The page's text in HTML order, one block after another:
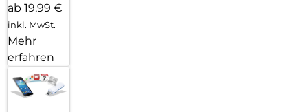
ab 19,99 €
inkl. MwSt.
Mehr
erfahren